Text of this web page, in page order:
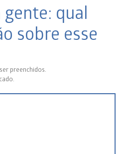
qual
sobre esse
preenchidos.